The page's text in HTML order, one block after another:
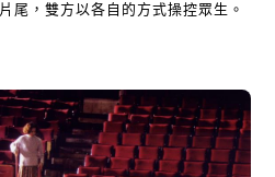
尾，雙方以各自的方式操控眾生。